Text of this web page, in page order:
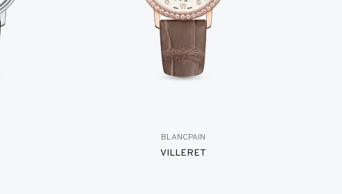
BLANCPAIN
VILLERET